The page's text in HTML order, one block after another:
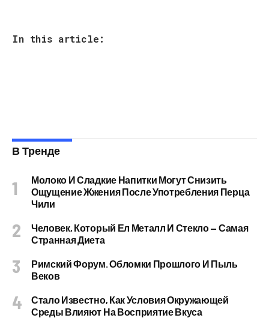
In this article:
В Тренде
Молоко И Сладкие Напитки Могут Снизить
Ощущение Жжения После Употребления Перца
Чили
Человек, Который Ел Металл И Стекло — Самая
Странная Диета
Римский Форум. Обломки Прошлого И Пыль
Веков
Стало Известно, Как Условия Окружающей
Среды Влияют На Восприятие Вкуса